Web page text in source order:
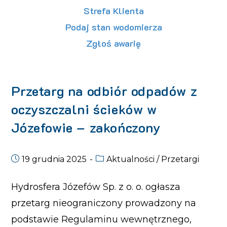
Strefa Klienta
Podaj stan wodomierza
Zgłoś awarię
Przetarg na odbiór odpadów z
oczyszczalni ścieków w
Józefowie – zakończony
19 grudnia 2025 Aktualności / Przetargi
Hydrosfera Józefów Sp. z o. o. ogłasza
przetarg nieograniczony prowadzony na
podstawie Regulaminu wewnętrznego,